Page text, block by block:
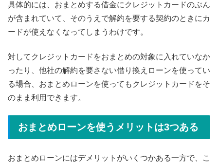
具体的には、おまとめする借金にクレジットカードのぶん
が含まれていて、そのうえで解約を要する契約のときにカ
ードが使えなくなってしまうわけです。
対してクレジットカードをおまとめの対象に入れていなか
ったり、他社の解約を要さない借り換えローンを使ってい
る場合、おまとめローンを使ってもクレジットカードをそ
のまま利用できます。
おまとめローンを使うメリットは3つある
おまとめローンにはデメリットがいくつかある一方で、こ